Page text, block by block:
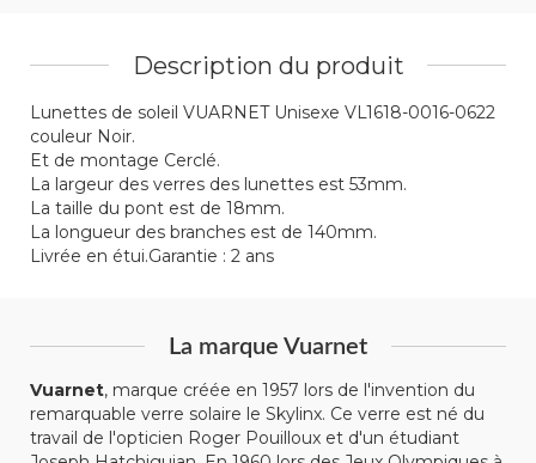
Description du produit
Lunettes de soleil VUARNET Unisexe VL1618-0016-0622
couleur Noir.
Et de montage Cerclé.
La largeur des verres des lunettes est 53mm.
La taille du pont est de 18mm.
La longueur des branches est de 140mm.
Livrée en étui.Garantie : 2 ans
La marque Vuarnet
Vuarnet, marque créée en 1957 lors de l'invention du
remarquable verre solaire le Skylinx. Ce verre est né du
travail de l'opticien Roger Pouilloux et d'un étudiant